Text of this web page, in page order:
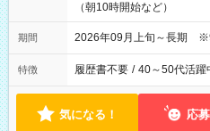
（朝10時開始など）
期間 2026年09月上旬～長期
特徴 履歴書不要 / 40～50代活躍
気になる！ 応